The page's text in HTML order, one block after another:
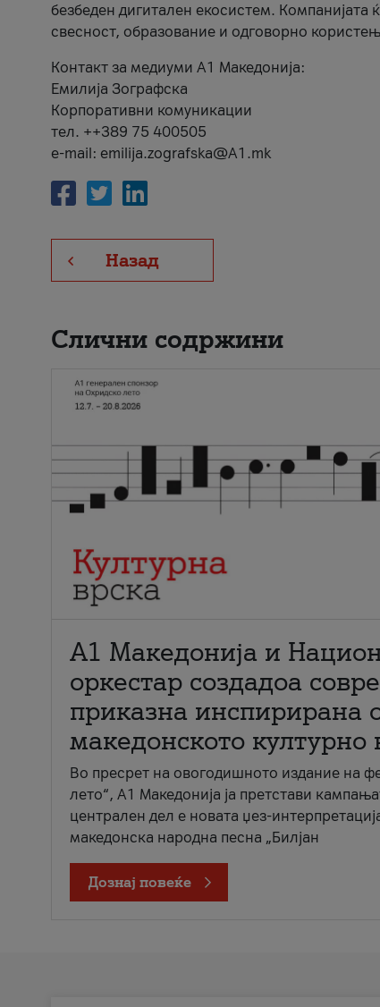
безбеден дигитален екосистем.
свесност, образование и одговорно
Контакт за медиуми А1 Македонија:
Емилија Зографска
Корпоративни комуникации
тел. ++389 75 400505
e-mail: emilija.zografska@A1.mk
Назад
Слични содржини
А1 Македонија и
оркестар создадоа
приказна инспирирана
македонското културно
Во пресрет на овогодишното издание на
лето“, А1 Македонија ја претстави
централен дел е новата џез-
македонска народна песна „Билјан
Дознај повеќе